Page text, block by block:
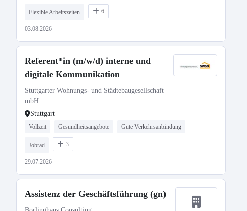
Flexible Arbeitszeiten 6
03.08.2026
Referent*in (m/w/d) interne und
digitale Kommunikation
Stuttgarter Wohnungs- und Städtebaugesellschaft
mbH
Stuttgart
Vollzeit Gesundheitsangebote Gute Verkehrsanbindung
Jobrad 3
29.07.2026
Assistenz der Geschäftsführung (gn)